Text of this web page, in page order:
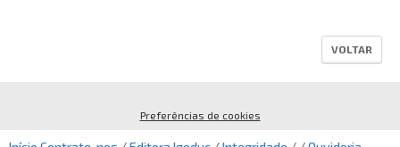
VOLTAR
Preferências de cookies